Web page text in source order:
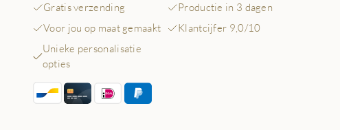
Gratis verzending
Productie in 3 dagen
Voor jou op maat gemaakt
Klantcijfer 9,0/10
Unieke personalisatie
opties